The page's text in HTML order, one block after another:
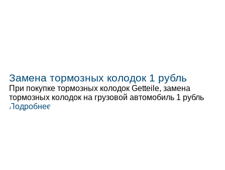
Замена тормозных колодок 1 рубль
При покупке тормозных колодок Getteile, замена
тормозных колодок на грузовой автомобиль 1 рубль
Подробнее